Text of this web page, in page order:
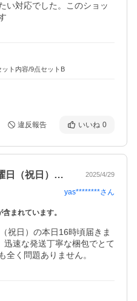
い対応でした。このショッ
ト内容/9点セットB
違反報告 いいね 0
日曜日20時頃注文し、火曜日（祝日）の… 2025/4/29
yas********さん
まれています。
祝日）の本日16時頃届きま
迅速な発送丁寧な梱包でとて
全く問題ありません。